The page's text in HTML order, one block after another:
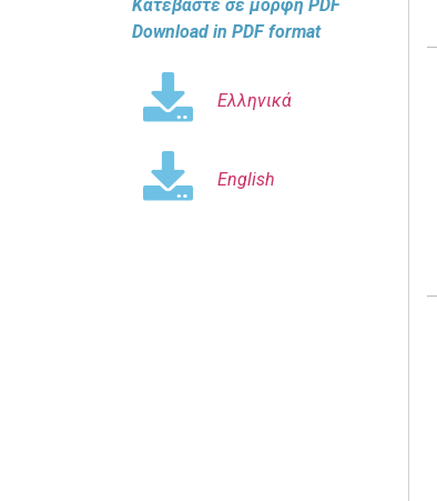
Κατεβάστε σε μορφή PDF
Download in PDF format
Ελληνικά
English